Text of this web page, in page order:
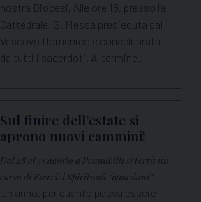
nostra Diocesi. Alle ore 18, presso la
Cattedrale, S. Messa presieduta dal
Vescovo Domenico e concelebrata
da tutti i sacerdoti. Al termine…
Sul finire dell’estate si
aprono nuovi cammini!
Dal 28 al 31 agosto a Pennabilli si terrà un
corso di Esercizi Spirituali “ignaziani”
Un anno, per quanto possa essere